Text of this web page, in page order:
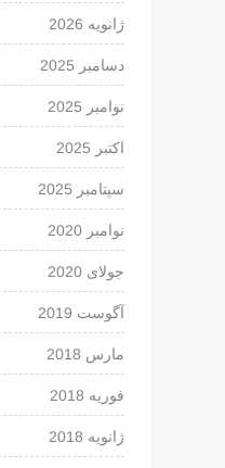
ژانویه 2026
دسامبر 2025
نوامبر 2025
اکتبر 2025
سپتامبر 2025
نوامبر 2020
جولای 2020
آگوست 2019
مارس 2018
فوریه 2018
ژانویه 2018